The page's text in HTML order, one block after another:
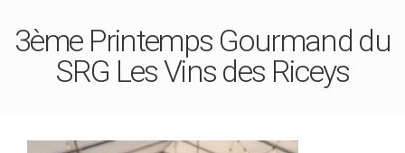
3ème Printemps Gourmand du
SRG Les Vins des Riceys